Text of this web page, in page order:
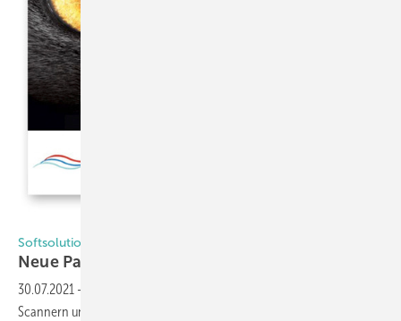
Softsolution und LiteSentry
Neue Partnerschaft
30.07.2021 -
Scannern und Kontrollsystemen für die Glasveredlung, haben ihre